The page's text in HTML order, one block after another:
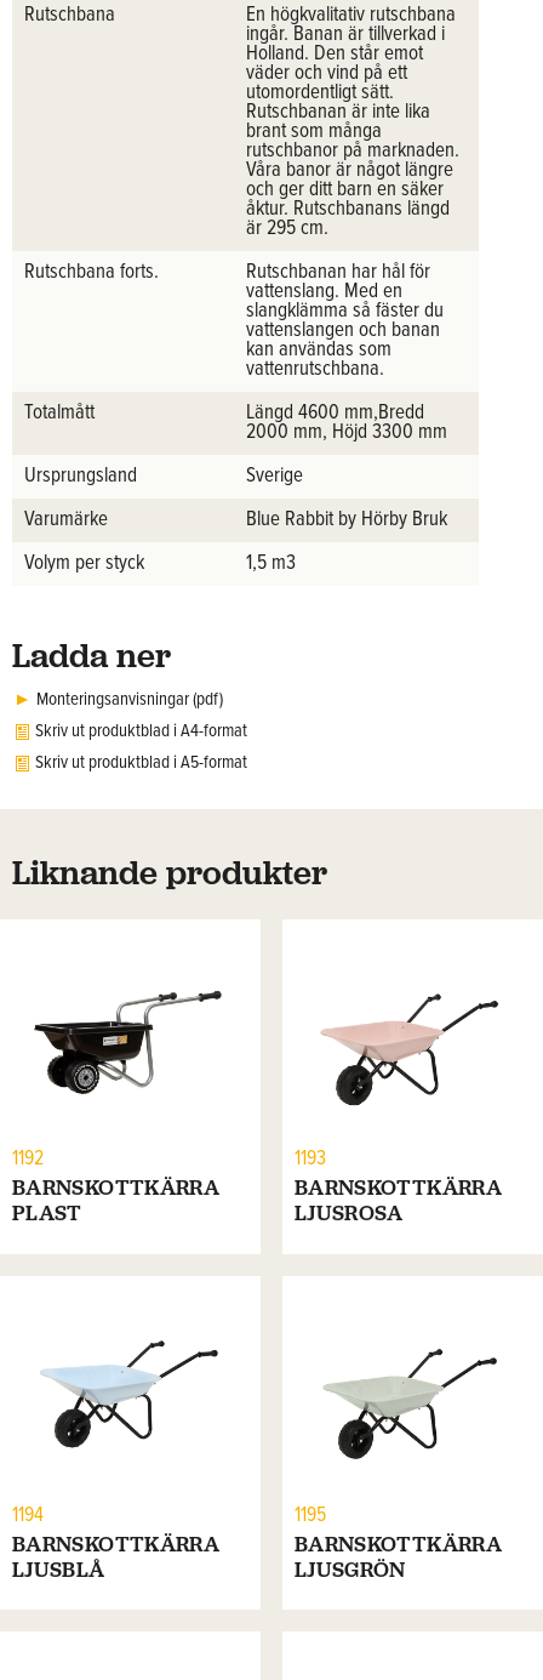
Rutschbana
En högkvalitativ rutschbana
ingår. Banan är tillverkad i
Holland. Den står emot
väder och vind på ett
utomordentligt sätt.
Rutschbanan är inte lika
brant som många
rutschbanor på marknaden.
Våra banor är något längre
och ger ditt barn en säker
åktur. Rutschbanans längd
är 295 cm.
Rutschbana forts.
Rutschbanan har hål för
vattenslang. Med en
slangklämma så fäster du
vattenslangen och banan
kan användas som
vattenrutschbana.
Totalmått
Längd 4600 mm,Bredd
2000 mm, Höjd 3300 mm
Ursprungsland
Sverige
Varumärke
Blue Rabbit by Hörby Bruk
Volym per styck
1,5 m3
Ladda ner
Monteringsanvisningar (pdf)
Skriv ut produktblad i A4-format
Skriv ut produktblad i A5-format
Liknande produkter
1192
BARNSKOTTKÄRRA
PLAST
1193
BARNSKOTTKÄRRA
LJUSROSA
1194
BARNSKOTTKÄRRA
LJUSBLÅ
1195
BARNSKOTTKÄRRA
LJUSGRÖN